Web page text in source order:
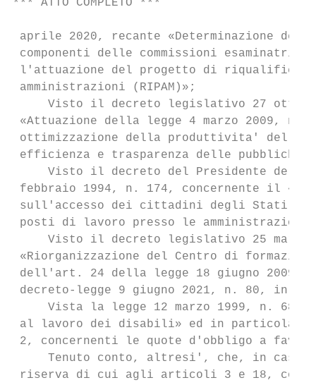
*** ATTO COMPLETO ***
aprile 2020, recante «Determinazione dei
componenti delle commissioni esaminatrici
l'attuazione del progetto di
amministrazioni (RIPAM)»;
Visto il decreto legislativo 27
«Attuazione della legge 4 marzo
ottimizzazione della produttivita' del
efficienza e trasparenza delle pubbliche
Visto il decreto del Presidente del
febbraio 1994, n. 174, concernente il
sull'accesso dei cittadini degli Stati
posti di lavoro presso le amministrazioni
Visto il decreto legislativo 25 marzo
«Riorganizzazione del Centro di
dell'art. 24 della legge 18 giugno 2009,
decreto-legge 9 giugno 2021, n. 80, in
Vista la legge 12 marzo 1999, n. 68
al lavoro dei disabili» ed in particolare
2, concernenti le quote d'obbligo a
Tenuto conto, altresi', che, in caso
riserva di cui agli articoli 3 e 18, comma